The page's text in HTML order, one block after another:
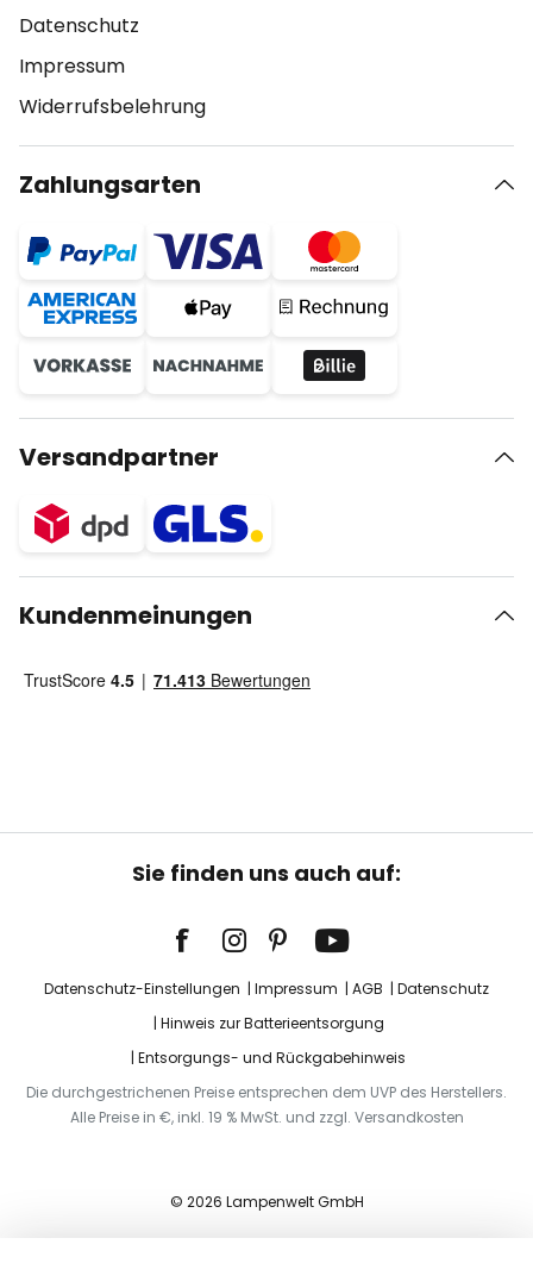
Datenschutz
Impressum
Widerrufsbelehrung
Zahlungsarten
Versandpartner
Kundenmeinungen
Sie finden uns auch auf:
Datenschutz-Einstellungen Impressum AGB
Datenschutz
Hinweis zur Batterieentsorgung
Entsorgungs- und Rückgabehinweis
Die durchgestrichenen Preise entsprechen dem UVP des Herstellers.
Alle Preise in €, inkl. 19 % MwSt. und zzgl. Versandkosten
© 2026 Lampenwelt GmbH